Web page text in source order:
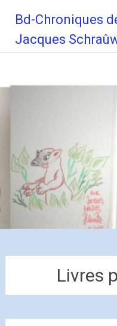
contenu
principal
Bd-Chroniques
Jacques
Livres